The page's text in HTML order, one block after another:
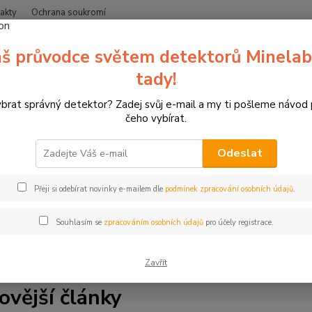
Ochrana soukromí
Hledat
blogu zipsy.cz. Jsme specializovaný prodejce detektorů
vše, co potřebujete vědět. Najdete zde tipy a rady pro
také články o lukostřelbě, 3D terčích a závodech. Ať už jste
články
průvodce světem detektorů
tady!
správný detektor? Zadej svůj e-mail a my ti pošleme návod
čeho vybírat.
Odeslat
Přeji si odebírat novinky e-mailem dle podmínek zpracování osobních údajů.
Souhlasím se zpracováním osobních údajůpro účely registrace.
Zavřít